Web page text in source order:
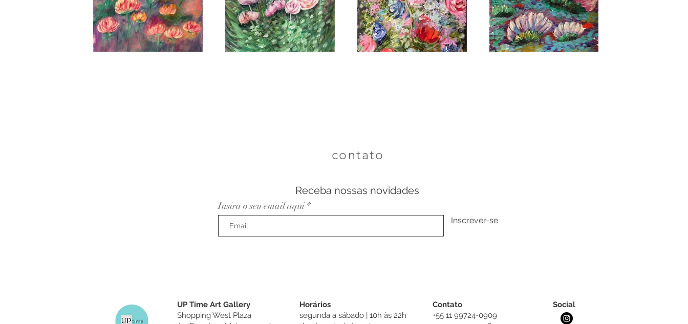
contato
Receba nossas novidades
Insira o seu email aqui
Inscrever-se
UP Time Art Gallery
Shopping West Plaza
Horários
segunda a sábado | 10h às 22h
Contato
+55 11 99724-0909
Social